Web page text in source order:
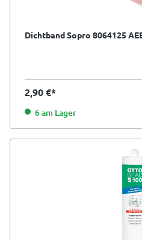
Dichtband Sopro 8064125
2,90 €*
6 am Lager